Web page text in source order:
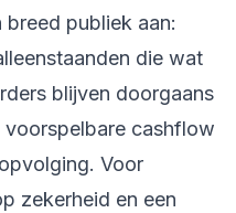
breed publiek aan:
die wat
blijven doorgaans
cashflow
Voor
zekerheid en een